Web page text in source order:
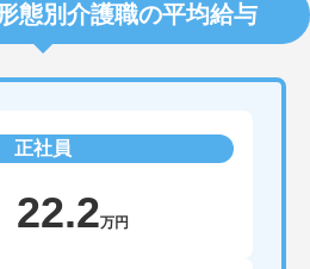
態別介護職の平均給与
正社員
22.2万円